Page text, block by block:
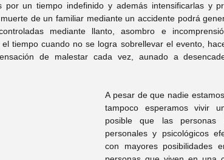
por un tiempo indefinido y además intensificarlas y
de un familiar mediante un accidente podrá
mediante llanto, asombro e
tiempo cuando no se logra sobrellevar el evento,
de malestar cada vez, aunado a
A pesar de que nadie
tampoco esperamos vivir
posible que las personas
personales y psicológicos
con mayores posibilidades